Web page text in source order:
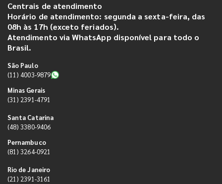
Centrais de atendimento
Horário de atendimento: segunda a sexta-feira, das
08h às 17h (exceto feriados).
Atendimento via WhatsApp disponível para todo o
Brasil.
São Paulo
(11) 4003-9879
Minas Gerais
(31) 2391-4791
Santa Catarina
(48) 3380-9406
Pernambuco
(81) 3264-0921
Rio de Janeiro
(21) 2391-3161